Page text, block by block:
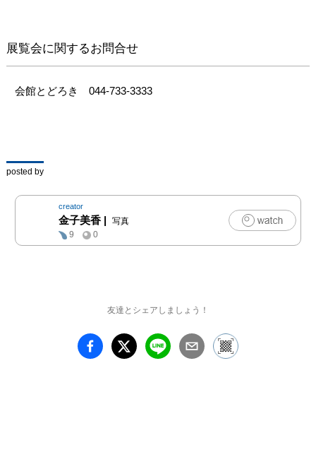
展覧会に関するお問合せ
会館とどろき　044-733-3333
posted by
creator
金子美香 |
写真
9
0
友達とシェアしましょう！